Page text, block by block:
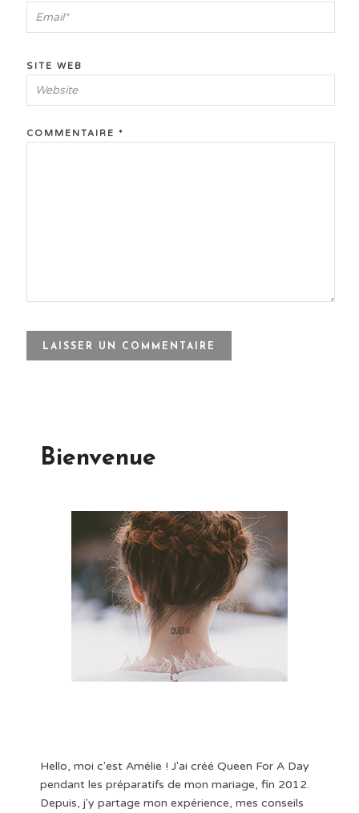
SITE WEB
COMMENTAIRE *
Bienvenue
Hello, moi c'est Amélie ! J'ai créé Queen For A Day
pendant les préparatifs de mon mariage, fin 2012.
Depuis, j'y partage mon expérience, mes conseils